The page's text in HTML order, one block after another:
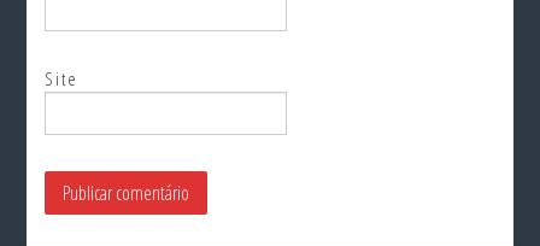
Site